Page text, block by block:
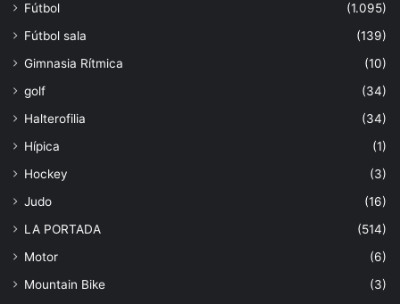
Fútbol
(1.095)
Fútbol sala
(139)
Gimnasia Rítmica
(10)
golf
(34)
Halterofilia
(34)
Hípica
(1)
Hockey
(3)
Judo
(16)
LA PORTADA
(514)
Motor
(6)
Mountain Bike
(3)